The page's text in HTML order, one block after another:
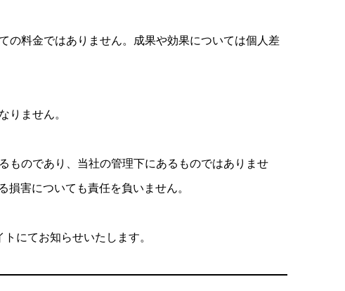
の料金ではありません。成果や効果については個人差
ません。
ものであり、当社の管理下にあるものではありませ
害についても責任を負いません。
にてお知らせいたします。